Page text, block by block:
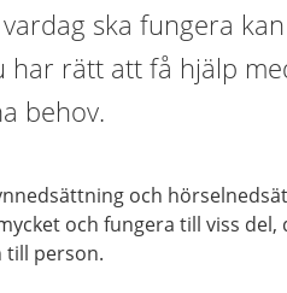
ska fungera
har rätt att få hjälp
behov.
och
och fungera till viss del,
till person.